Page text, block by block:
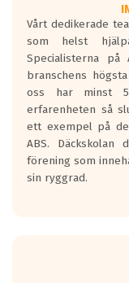
Våtgrepp
Betygsskalan är
den kortaste
längsta.
Inga D eller G
personbilar och
Betyget sätts
skall bromsa in
0.5-1.5 mm vatten.
I 80km/h kommer
Vid körning i över
Vårt dedikerade
som helst
Specialisterna
branschens
oss har minst
erfarenheten så
ett exempel på
ABS. Däckskolan
förening som
sin ryggrad.